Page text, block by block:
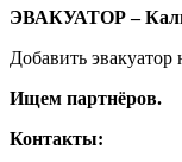
ЭВАКУАТОР –
Добавить эвакуатор
Ищем партнёров.
Контакты: